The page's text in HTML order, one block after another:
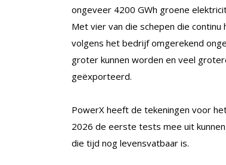
ongeveer 4200 GWh groene
Met vier van die schepen die
volgens het bedrijf omgerekend
groter kunnen worden en veel
geëxporteerd.
PowerX heeft de tekeningen voor
2026 de eerste tests mee uit
die tijd nog levensvatbaar is.